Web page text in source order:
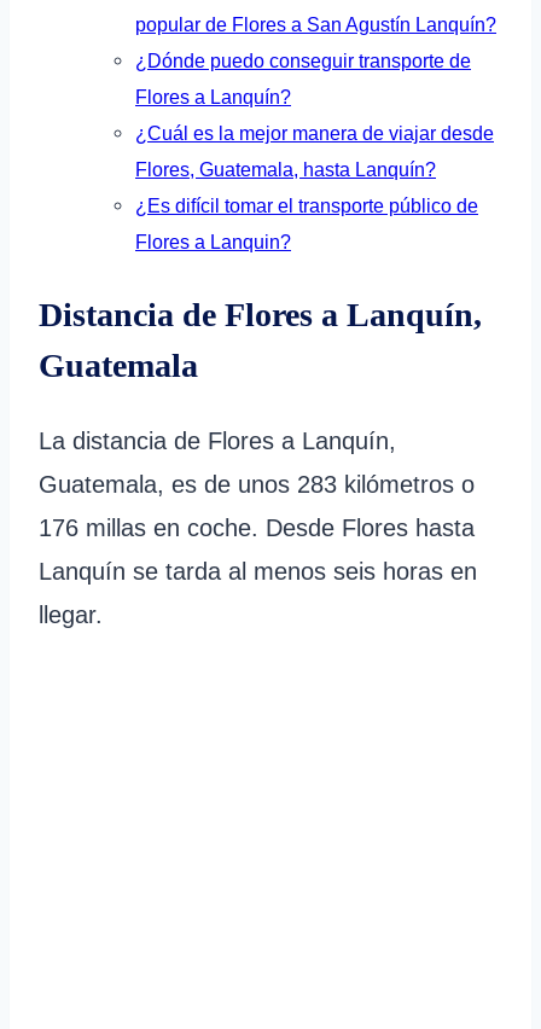
popular de Flores a San Agustín Lanquín?
¿Dónde puedo conseguir transporte de
Flores a Lanquín?
¿Cuál es la mejor manera de viajar desde
Flores, Guatemala, hasta Lanquín?
¿Es difícil tomar el transporte público de
Flores a Lanquin?
Distancia de Flores a Lanquín,
Guatemala
La distancia de Flores a Lanquín,
Guatemala, es de unos 283 kilómetros o
176 millas en coche. Desde Flores hasta
Lanquín se tarda al menos seis horas en
llegar.